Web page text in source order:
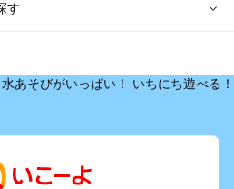
す
崎）のプールお出かけ
ールお出かけ
け